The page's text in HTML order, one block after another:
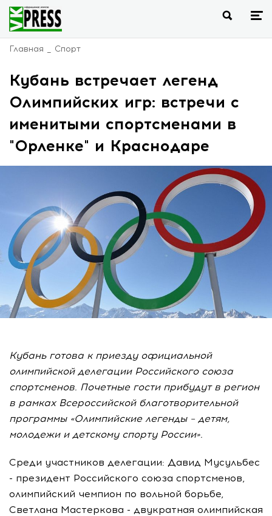
Главная Спорт
Кубань встречает легенд
Олимпийских игр: встречи с
именитыми спортсменами в
"Орленке" и Краснодаре
Кубань готова к приезду официальной
олимпийской делегации Российского союза
спортсменов. Почетные гости прибудут в регион
в рамках Всероссийской благотворительной
программы «Олимпийские легенды – детям,
молодежи и детскому спорту России».
Среди участников делегации: Давид Мусульбес
- президент Российского союза спортсменов,
олимпийский чемпион по вольной борьбе,
Светлана Мастеркова - двукратная олимпийская